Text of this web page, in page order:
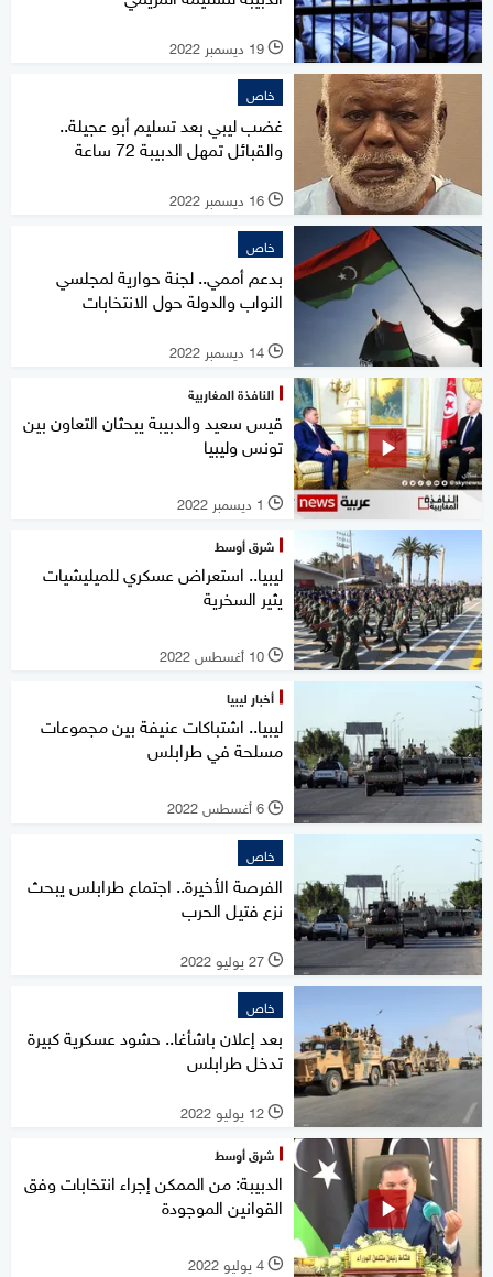
l 19 ديسمبر 2022
خاص
غضب ليبي بعد تسليم أبو عجيلة..
والقبائل تمهل الدبيبة 72 ساعة
l 16 ديسمبر 2022
خاص
بدعم أممي.. لجنة حوارية لمجلسي
النواب والدولة حول الانتخابات
l 14 ديسمبر 2022
النافذة المغاربية
قيس سعيد والدبيبة يبحثان التعاون بين
تونس وليبيا
l 1 ديسمبر 2022
شرق أوسط
ليبيا.. استعراض عسكري للميليشيات
يثير السخرية
l 10 أغسطس 2022
أخبار ليبيا
ليبيا.. اشتباكات عنيفة بين مجموعات
مسلحة في طرابلس
l 6 أغسطس 2022
خاص
الفرصة الأخيرة.. اجتماع طرابلس يبحث
نزع فتيل الحرب
l 27 يوليو 2022
خاص
بعد إعلان باشأغا.. حشود عسكرية كبيرة
تدخل طرابلس
l 12 يوليو 2022
شرق أوسط
الدبيبة: من الممكن إجراء انتخابات وفق
القوانين الموجودة
l 4 يوليو 2022